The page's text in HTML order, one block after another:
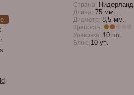
Страна:
Длина: 75 мм.
Диаметр: 8,5 мм.
Крепость:
Упаковка: 10 шт.
Блок: 10 уп.